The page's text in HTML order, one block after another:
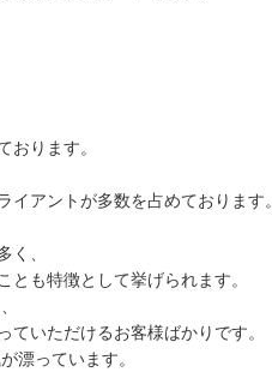
おります。
アントが多数を占めております。
く、
も特徴として挙げられます。
いただけるお客様ばかりです。
漂っています。